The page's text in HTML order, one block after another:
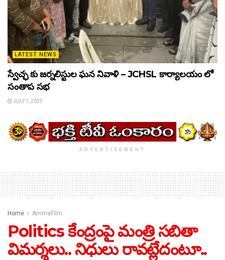
LATEST NEWS
స్వేచ్ఛ కు జర్నలిస్టుల ఘన నివాళి – JCHSL కార్యాలయం లో
సంతాప సభ
JULY 1, 2025
ADVERTISEMENT
Home AmmaFIlm
Politics కేంద్రంపై మంత్రి సబితా
విమర్శలు.. నిధులు రావట్లేదంటూ..